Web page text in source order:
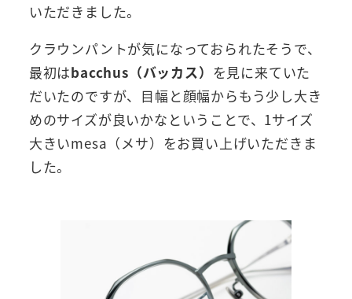
いただきました。
クラウンパントが気になっておられたそうで、
最初はbacchus（バッカス） を見に来ていた
だいたのですが、目幅と顔幅からもう少し大き
めのサイズが良いかなということで、1サイズ
大きいmesa（メサ）をお買い上げいただきま
した。